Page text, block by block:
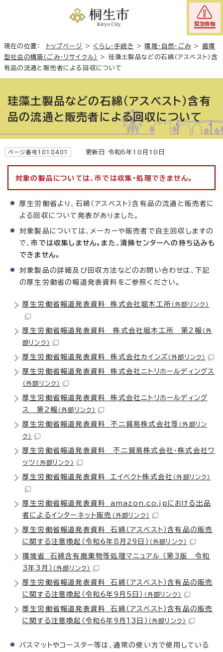
緊急情報
現在の位置： トップページ > くらし・手続き >環境・自然・ごみ > 循環
型社会の構築（ごみ・リサイクル）
> 珪藻土製品などの石綿（アスベスト）含
有品の流通と販売者による回収について
珪藻土製品などの石綿（アスベスト）含有
品の流通と販売者による回収について
ページ番号1018401 更新日 令和6年10月10日
対象の製品については、市では収集・処理できません。
厚生労働省より、石綿（アスベスト）含有品の流通と販売者に
よる回収について発表がありました。
対象製品については、メーカーや販売者で自主回収しますの
で、市では収集しません。また、清掃センターへの持ち込みも
できません。
対象製品の詳細及び回収方法などのお問い合わせは、下記
の厚生労働省の報道発表資料をご参照ください。
厚生労働省報道発表資料 株式会社堀木工所 （外部リンク）
厚生労働省報道発表資料 株式会社堀木工所 第2報 （外
部リンク）
厚生労働省報道発表資料 株式会社カインズ （外部リンク）
厚生労働省報道発表資料 株式会社ニトリホールディングス
（外部リンク）
厚生労働省報道発表資料 株式会社ニトリホールディング
ス 第2報 （外部リンク）
厚生労働省報道発表資料 不二貿易株式会社等 （外部リン
ク）
厚生労働省報道発表資料 不二貿易株式会社・株式会社ワ
ッツ （外部リンク）
厚生労働省報道発表資料 エイベクト株式会社 （外部リンク）
厚生労働省報道発表資料 amazon.co.jpにおける出品
者によるインターネット販売 （外部リンク）
厚生労働省報道発表資料 石綿（アスベスト）含有品の販売
に関する注意喚起（令和6年8月29日） （外部リンク）
環境省 石綿含有廃棄物等処理マニュアル （第3版 令和
3年3月） （外部リンク）
厚生労働省報道発表資料 石綿（アスベスト）含有品の販売
に関する注意喚起（令和6年9月5日） （外部リンク）
厚生労働省報道発表資料 石綿（アスベスト）含有品の販売
に関する注意喚起（令和6年9月13日） （外部リンク）
バスマットやコースター等は、通常の使い方で使用している